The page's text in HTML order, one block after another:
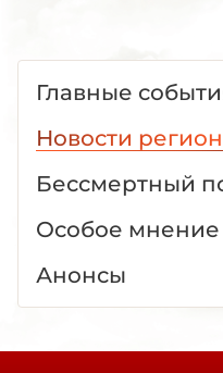
Главные
Новости
Бессмертный
Особое мнение
Анонсы